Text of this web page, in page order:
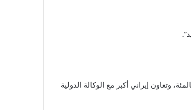
وتعاون إيراني أكبر مع الوكالة الدولية